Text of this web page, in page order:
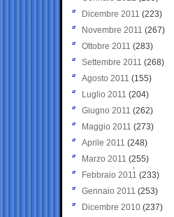
Dicembre 2011 (223)
Novembre 2011 (267)
Ottobre 2011 (283)
Settembre 2011 (268)
Agosto 2011 (155)
Luglio 2011 (204)
Giugno 2011 (262)
Maggio 2011 (273)
Aprile 2011 (248)
Marzo 2011 (255)
Febbraio 2011 (233)
Gennaio 2011 (253)
Dicembre 2010 (237)